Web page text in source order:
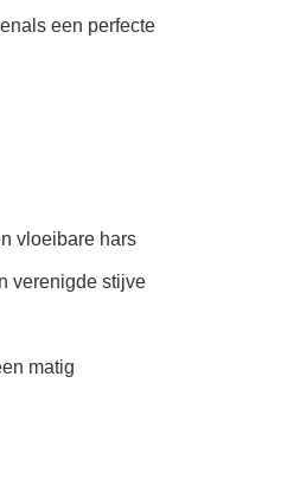
een perfecte
vloeibare hars
verenigde stijve
matig